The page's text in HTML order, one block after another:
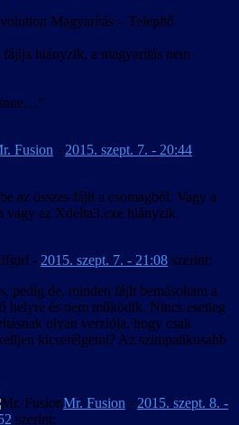
Magyarítás – Telepítő
hiányzik, a magyarítás nem
Fusion - 2015. szept. 7. - 20:44
az összes fájlt a csomagból. Vagy a
vagy az Xdelta3.exe hiányzik.
- 2015. szept. 7. - 21:08 szerint:
pedig de, minden fájlt bemásoltam a
helyre és nem működik. Nincs esetleg
olyan verziója, hogy csak
kicserélgetni? Az szimpatikusabb
Mr. Fusion - 2015. szept. 8. -
szerint: